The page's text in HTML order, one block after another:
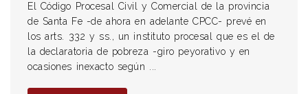
El Código Procesal Civil y Comercial de la provincia
de Santa Fe -de ahora en adelante CPCC- prevé en
los arts. 332 y ss., un instituto procesal que es el de
la declaratoria de pobreza -giro peyorativo y en
ocasiones inexacto según ...